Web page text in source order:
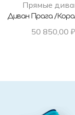
Прямые
Диван Прага /
50 850,00 ₽